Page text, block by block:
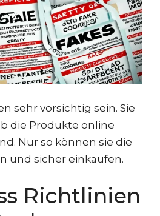
sehr vorsichtig sein. Sie
die Produkte online
Nur so können sie die
und sicher einkaufen.
Richtlinien